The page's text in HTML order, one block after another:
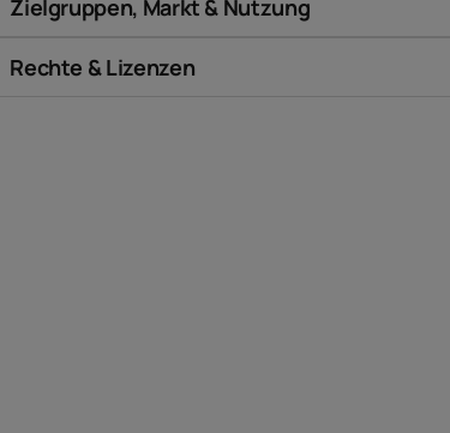
Zielgruppen, Markt & Nutzung
Rechte & Lizenzen